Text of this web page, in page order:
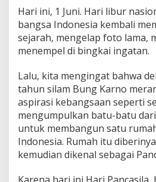
Hari ini, 1 Juni. Hari libur
bangsa Indonesia kembali
sejarah, mengelap foto lama,
menempel di bingkai ingatan.
Lalu, kita mengingat bahwa
tahun silam Bung Karno
aspirasi kebangsaan seperti
mengumpulkan batu-batu
untuk membangun satu
Indonesia. Rumah itu
kemudian dikenal sebagai